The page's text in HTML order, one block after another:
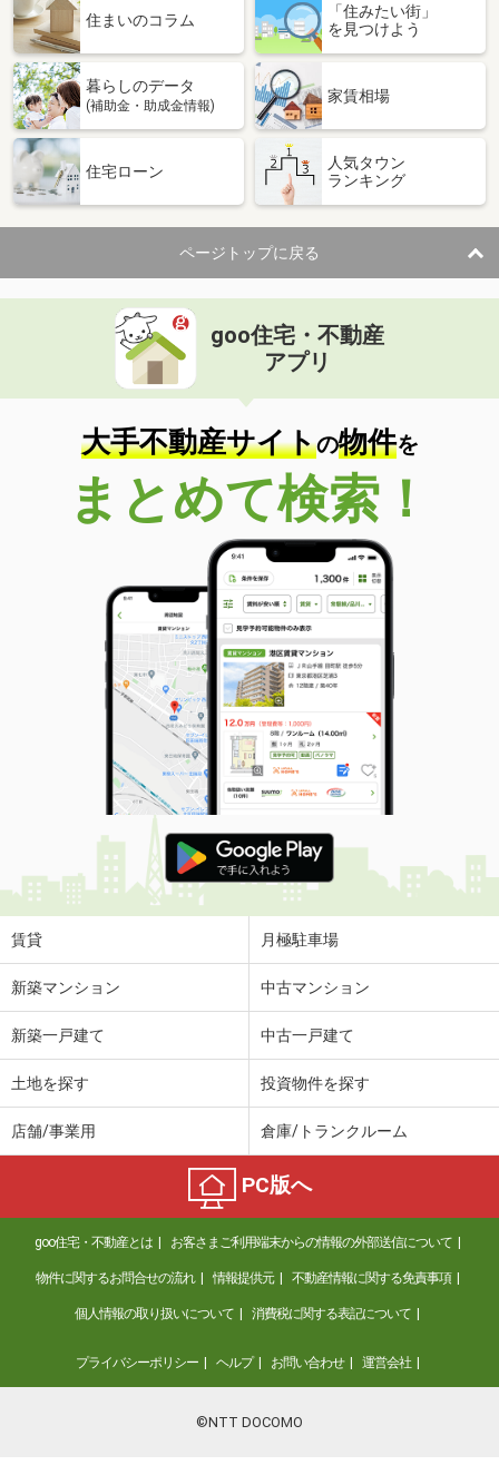
住まいのコラム
「住みたい街」
を見つけよう
暮らしのデータ
(補助金・助成金情報)
家賃相場
住宅ローン
人気タウン
ランキング
ページトップに戻る
goo住宅・不動産
アプリ
大手不動産サイトの物件を
まとめて検索！
賃貸 月極駐車場
新築マンション 中古マンション
新築一戸建て 中古一戸建て
土地を探す 投資物件を探す
店舗/事業用 倉庫/トランクルーム
PC版へ
goo住宅・不動産とは お客さまご利用端末からの情報の外部送信について
物件に関するお問合せの流れ 情報提供元 不動産情報に関する免責事項
個人情報の取り扱いについて 消費税に関する表記について
プライバシーポリシー ヘルプ お問い合わせ 運営会社
©NTT DOCOMO